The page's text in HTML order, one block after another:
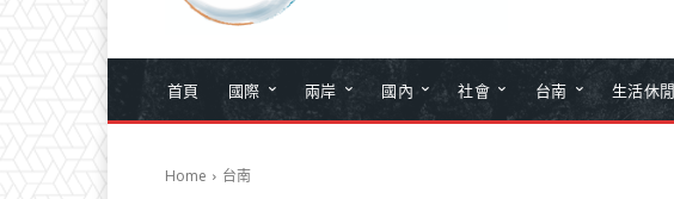
首頁 國際 兩岸 國內 社會 台南 生活休閒
Home 台南